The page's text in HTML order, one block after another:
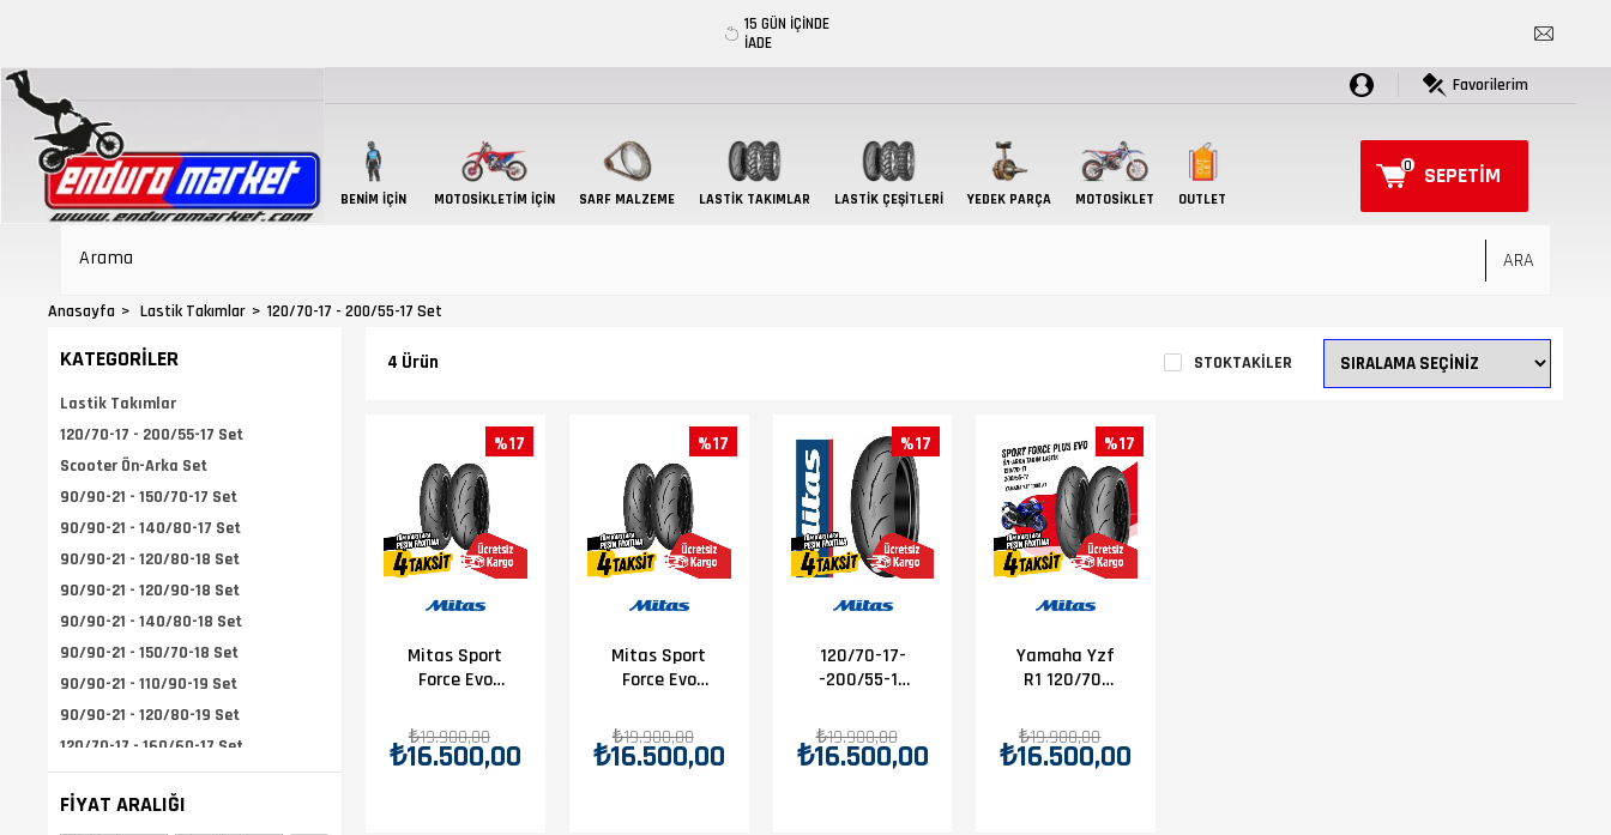
15 GÜN İÇİNDE
İADE
Favorilerim
BENIM İÇIN MOTOSIKLETIM İÇIN SARF MALZEME LASTIK TAKIMLAR LASTİK ÇEŞİTLERİ YEDEK PARÇA MOTOSIKLET OUTLET
SEPETIM
0
Anasayfa Lastik Takımlar 120/70-17 - 200/55-17 Set
KATEGORILER
Lastik Takımlar
120/70-17 - 200/55-17 Set
Scooter Ön-Arka Set
90/90-21 - 150/70-17 Set
90/90-21 - 140/80-17 Set
90/90-21 - 120/80-18 Set
90/90-21 - 120/90-18 Set
90/90-21 - 140/80-18 Set
90/90-21 - 150/70-18 Set
90/90-21 - 110/90-19 Set
90/90-21 - 120/80-19 Set
120/70-17 - 160/60-17 Set
120/70-17 - 160/60-15 Set
110/80-19 - 140/80-17 Set
FIYAT ARALIĞI
STOKTAKILER
4 Ürün
Mitas Sport
Force Evo
120/70-17 -
200/55-17
₺16.500,00
₺19.900,00
%17
Mitas Sport
Force Evo
120/70-17 -
200/55-17
₺16.500,00
₺19.900,00
%17
120/70-17-
-200/55-17
Force + Ev
Ön-Arka
₺16.500,00
₺19.900,00
%17
Yamaha Yzf
R1 120/70-
17 Mitas
Sport Force
+ Ev Ön-
₺16.500,00
₺19.900,00
%17